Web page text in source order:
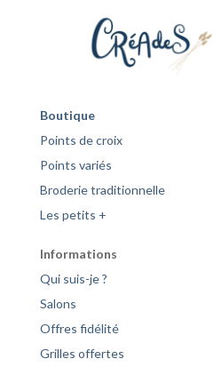
Boutique
Points de croix
Points variés
Broderie traditionnelle
Les petits +
Informations
Qui suis-je ?
Salons
Offres fidélité
Grilles offertes